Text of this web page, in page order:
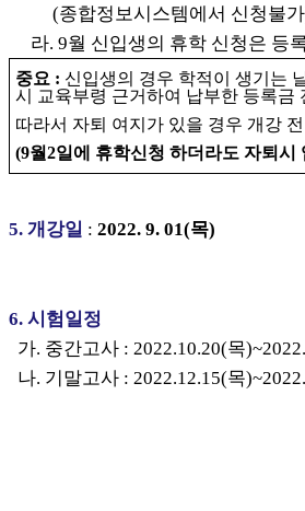
(종합정보시스템에서 신청불
라. 9월 신입생의 휴학 신청은 등
중요 : 신입생의 경우 학적이 생기는
시
교육부령 근거하여 납부한 등록금
따라서 자퇴 여지가 있을 경우 개강
(9월2일에 휴학신청 하더라도 자퇴시
5. 개강일 : 2022. 9. 01(목)
6. 시험일정
가. 중간고사 : 2022.10.20(목
나. 기말고사 : 2022.12.15(목